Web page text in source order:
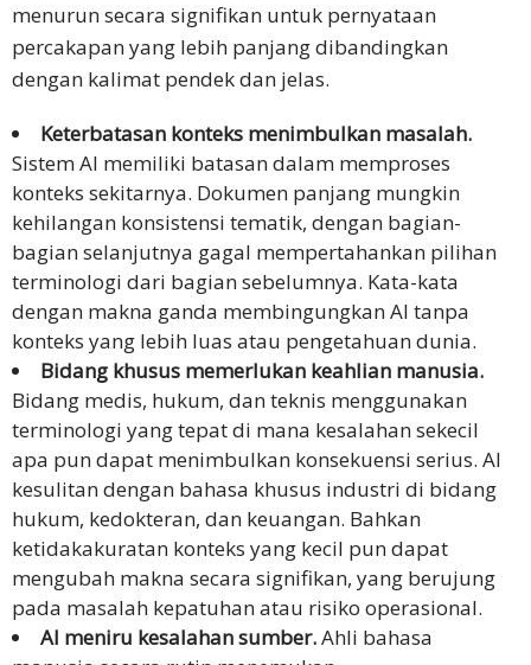
menurun secara signifikan untuk pernyataan
percakapan yang lebih panjang dibandingkan
dengan kalimat pendek dan jelas.
Keterbatasan konteks menimbulkan masalah.
Sistem AI memiliki batasan dalam memproses
konteks sekitarnya. Dokumen panjang mungkin
kehilangan konsistensi tematik, dengan bagian-
bagian selanjutnya gagal mempertahankan pilihan
terminologi dari bagian sebelumnya. Kata-kata
dengan makna ganda membingungkan AI tanpa
konteks yang lebih luas atau pengetahuan dunia.
Bidang khusus memerlukan keahlian manusia.
Bidang medis, hukum, dan teknis menggunakan
terminologi yang tepat di mana kesalahan sekecil
apa pun dapat menimbulkan konsekuensi serius. AI
kesulitan dengan bahasa khusus industri di bidang
hukum, kedokteran, dan keuangan. Bahkan
ketidakakuratan konteks yang kecil pun dapat
mengubah makna secara signifikan, yang berujung
pada masalah kepatuhan atau risiko operasional.
AI meniru kesalahan sumber.Ahli bahasa